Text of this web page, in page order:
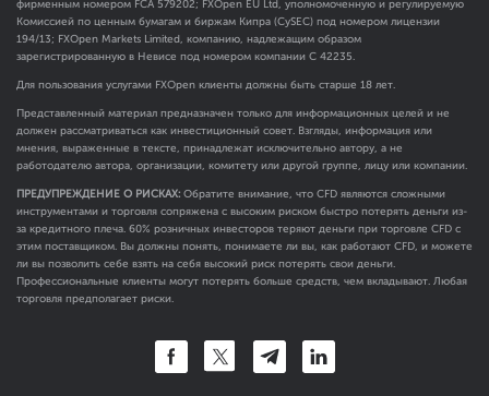
фирменным номером FCA 579202; FXOpen EU Ltd, уполномоченную и регулируемую
Комиссией по ценным бумагам и биржам Кипра (CySEC) под номером лицензии
194/13; FXOpen Markets Limited, компанию, надлежащим образом
зарегистрированную в Невисе под номером компании C 42235.
Для пользования услугами FXOpen клиенты должны быть старше 18 лет.
Представленный материал предназначен только для информационных целей и не
должен рассматриваться как инвестиционный совет. Взгляды, информация или
мнения, выраженные в тексте, принадлежат исключительно автору, а не
работодателю автора, организации, комитету или другой группе, лицу или компании.
ПРЕДУПРЕЖДЕНИЕ О РИСКАХ: Обратите внимание, что CFD являются сложными
инструментами и торговля сопряжена с высоким риском быстро потерять деньги из-
за кредитного плеча. 60% розничных инвесторов теряют деньги при торговле CFD с
этим поставщиком. Вы должны понять, понимаете ли вы, как работают CFD, и можете
ли вы позволить себе взять на себя высокий риск потерять свои деньги.
Профессиональные клиенты могут потерять больше средств, чем вкладывают. Любая
торговля предполагает риски.